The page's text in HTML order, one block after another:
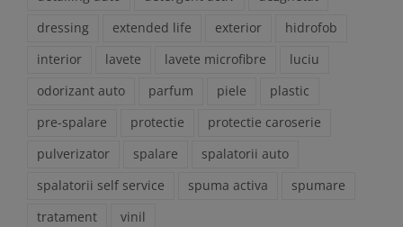
dressing
extended life exterior
hidrofob
interior
lavete lavete microfibre
luciu
odorizant auto
parfum piele
plastic
pre-spalare
protectie
protectie caroserie
pulverizator
spalare
spalatorii auto
spalatorii self service
spuma activa
spumare
tratament
vinil